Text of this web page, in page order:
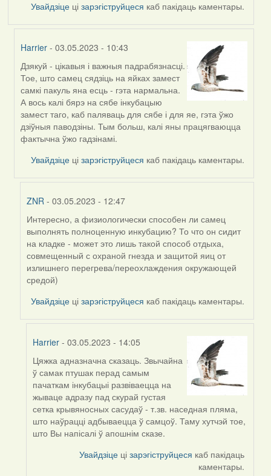
Увайдзіце цізарэгіструйцеся каб пакідаць каментары.
Harrier - 03.05.2023 - 10:43
In
reply
to
by
ZNR
Дзякуй - цікавыя і важныя падрабязнасці.
Тое, што самец сядзіць на яйках замест
самкі пакуль яна есць - гэта нармальна.
А вось калі бярэ на сябе інкубацыю
замест таго, каб паляваць для сябе і для яе, гэта ўжо
дзіўныя паводзіны. Тым больш, калі яны працягваюцца
фактычна ўжо гадзінамі.
Увайдзіце цізарэгіструйцеся каб пакідаць каментары.
ZNR - 03.05.2023 - 12:47
In
reply
to
by
Harrier
Интересно, а физиологически способен ли самец
выполнять полноценную инкубацию? То что он сидит
на кладке - может это лишь такой способ отдыха,
совмещенный с охраной гнезда и защитой яиц от
излишнего перегрева/переохлаждения окружающей
средой)
Увайдзіце цізарэгіструйцеся каб пакідаць каментары.
Harrier- 03.05.2023 - 14:05
In
reply
to
by
ZNR
Цяжка адназначна сказаць. Звычайна
ў самак птушак перад самым
пачаткам інкубацыі развіваецца на
жываце адразу пад скурай густая
сетка крывяносных сасудаў - т.зв. наседная пляма,
што наўрацці адбываецца ў самцоў. Таму хутчэй тое,
што Вы напісалі ў апошнім сказе.
Увайдзіце цізарэгіструйцеся каб пакідаць
каментары.